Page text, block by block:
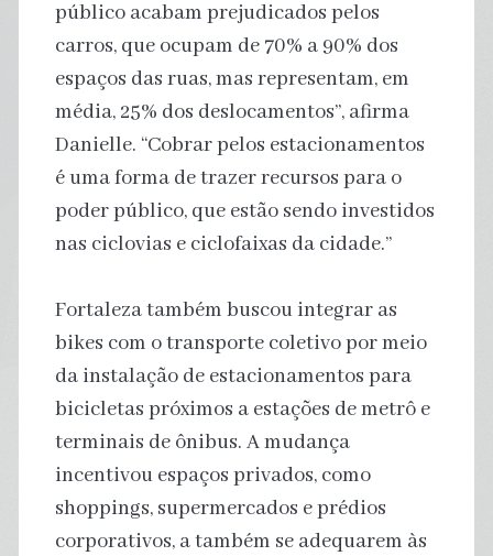
público acabam prejudicados pelos
carros, que ocupam de 70% a 90% dos
espaços das ruas, mas representam, em
média, 25% dos deslocamentos”, afirma
Danielle. “Cobrar pelos estacionamentos
é uma forma de trazer recursos para o
poder público, que estão sendo investidos
nas ciclovias e ciclofaixas da cidade.”
Fortaleza também buscou integrar as
bikes com o transporte coletivo por meio
da instalação de estacionamentos para
bicicletas próximos a estações de metrô e
terminais de ônibus. A mudança
incentivou espaços privados, como
shoppings, supermercados e prédios
corporativos, a também se adequarem às